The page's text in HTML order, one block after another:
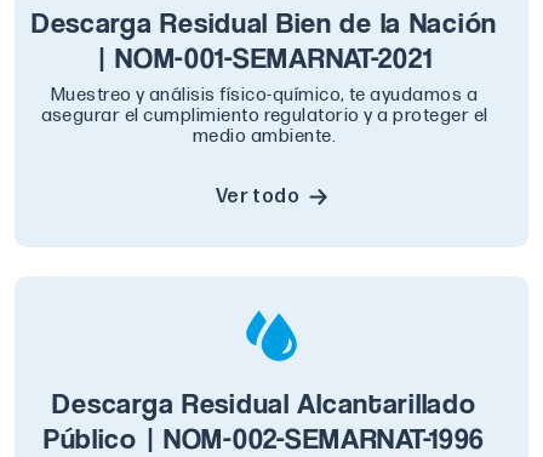
Descarga Residual Bien de la Nación
| NOM-001-SEMARNAT-2021
Muestreo y análisis físico-químico, te ayudamos a
asegurar el cumplimiento regulatorio y a proteger el
medio ambiente.
Ver todo
Descarga Residual Alcantarillado
Público | NOM-002-SEMARNAT-1996